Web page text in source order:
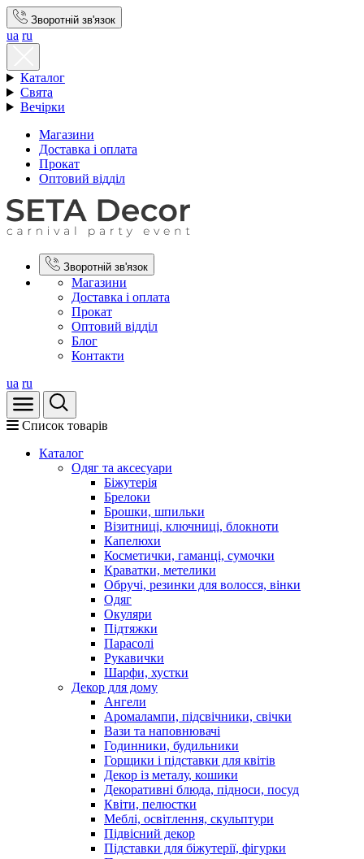
Зворотній зв'язок
ua ru
Каталог
Свята
Вечірки
Магазини
Доставка і оплата
Прокат
Оптовий відділ
Зворотній зв'язок
Магазини
Доставка і оплата
Прокат
Оптовий відділ
Блог
Контакти
ua ru
Список товарів
Каталог
Oдяг та аксесуари
Біжутерія
Брелоки
Брошки, шпильки
Візитниці, ключниці, блокноти
Капелюхи
Косметички, гаманці, сумочки
Краватки, метелики
Обручі, резинки для волосся, вінки
Одяг
Окуляри
Підтяжки
Парасолі
Рукавички
Шарфи, хустки
Декор для дому
Ангели
Аромалампи, підсвічники, свічки
Вази та наповнювачі
Годинники, будильники
Горщики і підставки для квітів
Декор із металу, кошики
Декоративні блюда, підноси, посуд
Квіти, пелюстки
Меблі, освітлення, скульптури
Підвісний декор
Підставки для біжутерії, фігурки